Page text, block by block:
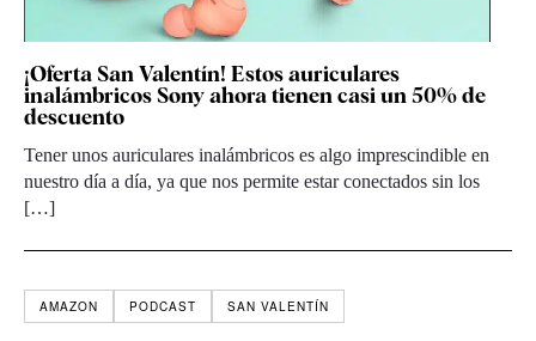
¡Oferta San Valentín! Estos auriculares
inalámbricos Sony ahora tienen casi un 50% de
descuento
Tener unos auriculares inalámbricos es algo imprescindible en
nuestro día a día, ya que nos permite estar conectados sin los
[…]
AMAZON PODCAST SAN VALENTÍN